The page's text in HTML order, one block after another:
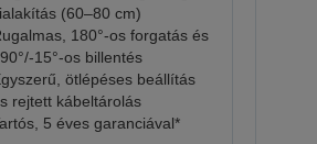
(60–80 cm)
180°-os forgatás és
15°-os billentés
ötlépéses beállítás
rejtett kábeltárolás
5 éves garanciával*